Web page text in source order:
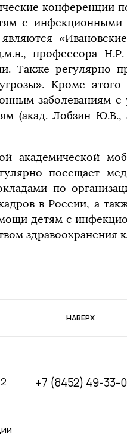
конференции
с инфекционными
профессора Н.Р.
Также регулярно
Кроме
заболеваниям с
(акад. Лобзин Ю.В.,
академической
посещает
по
в России, а
детям с
здравоохранения
НАВЕРХ
+7 (8452) 49-33-